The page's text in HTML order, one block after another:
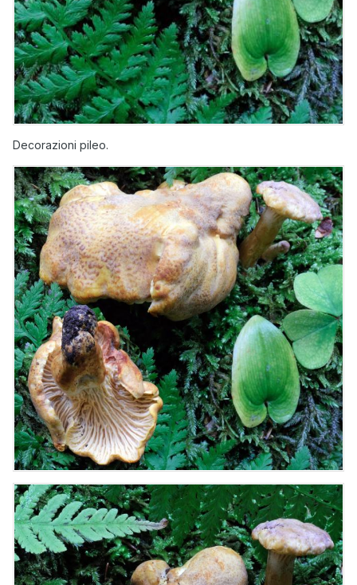
Decorazioni pileo.